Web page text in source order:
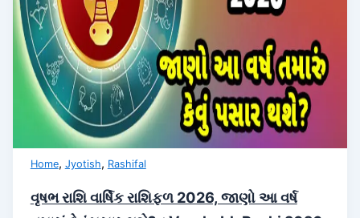
Home, Jyotish, Rashifal
વૃષભ રાશિ વાર્ષિક રાશિફળ 2026, જાણો આ વર્ષ